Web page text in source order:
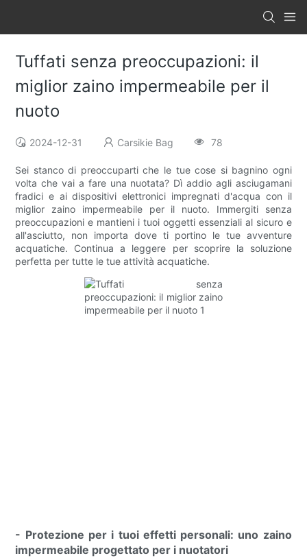
Tuffati senza preoccupazioni: il
miglior zaino impermeabile per il
nuoto
2024-12-31 Carsikie Bag 78
Sei stanco di preoccuparti che le tue cose si bagnino ogni
volta che vai a fare una nuotata? Dì addio agli asciugamani
fradici e ai dispositivi elettronici impregnati d'acqua con il
miglior zaino impermeabile per il nuoto. Immergiti senza
preoccupazioni e mantieni i tuoi oggetti essenziali al sicuro e
all'asciutto, non importa dove ti portino le tue avventure
acquatiche. Continua a leggere per scoprire la soluzione
perfetta per tutte le tue attività acquatiche.
- Protezione per i tuoi effetti personali: uno zaino
impermeabile progettato per i nuotatori